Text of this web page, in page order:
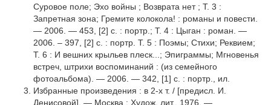
Суровое поле; Эхо войны ; Возврата нет ; Т. 3 :
Запретная зона; Гремите колокола! : романы и повести.
— 2006. — 453, [2] с. : портр.; Т. 4 : Цыган : роман. —
2006. – 397, [2] с. : портр. Т. 5 : Поэмы; Стихи; Реквием;
Т. 6 : И вешних крыльев плеск...; Эпиграммы; Мгновенья
встреч, штрихи воспоминаний : (из семейного
фотоальбома). — 2006. — 342, [1] с. : портр., ил.
Избранные произведения : в 2-х т. / [предисл. И.
Денисовой]. — Москва : Худож. лит., 1976. —